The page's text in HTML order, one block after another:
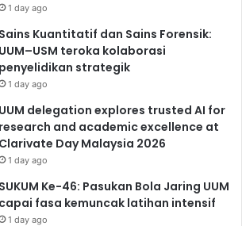
1 day ago
Sains Kuantitatif dan Sains Forensik:
UUM–USM teroka kolaborasi
penyelidikan strategik
1 day ago
UUM delegation explores trusted AI for
research and academic excellence at
Clarivate Day Malaysia 2026
1 day ago
SUKUM Ke-46: Pasukan Bola Jaring UUM
capai fasa kemuncak latihan intensif
1 day ago